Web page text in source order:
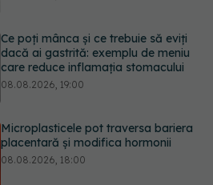
care reduce inflamația stomacului
08.08.2026, 19:00
08.08.2026, 18:00